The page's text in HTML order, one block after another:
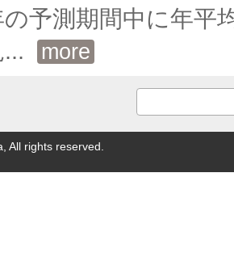
予測期間中に年平
... more
All rights reserved.